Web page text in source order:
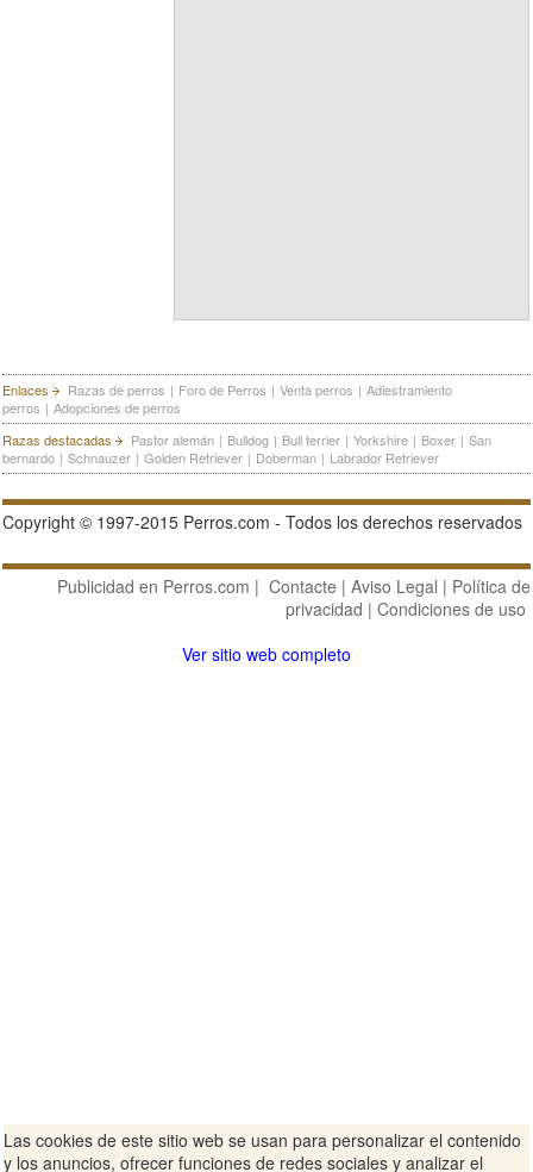
Enlaces Razas de perros | Foro de Perros | Venta perros | Adiestramiento
perros | Adopciones de perros
Razas destacadas
Pastor alemán | Bulldog | Bull terrier | Yorkshire | Boxer | San
bernardo | Schnauzer | Golden Retriever | Doberman | Labrador Retriever
Copyright © 1997-2015 Perros.com - Todos los derechos reservados
Publicidad en Perros.com | Contacte | Aviso Legal | Política de
privacidad | Condiciones de uso
Ver sitio web completo
Las cookies de este sitio web se usan para personalizar el contenido
y los anuncios, ofrecer funciones de redes sociales y analizar el